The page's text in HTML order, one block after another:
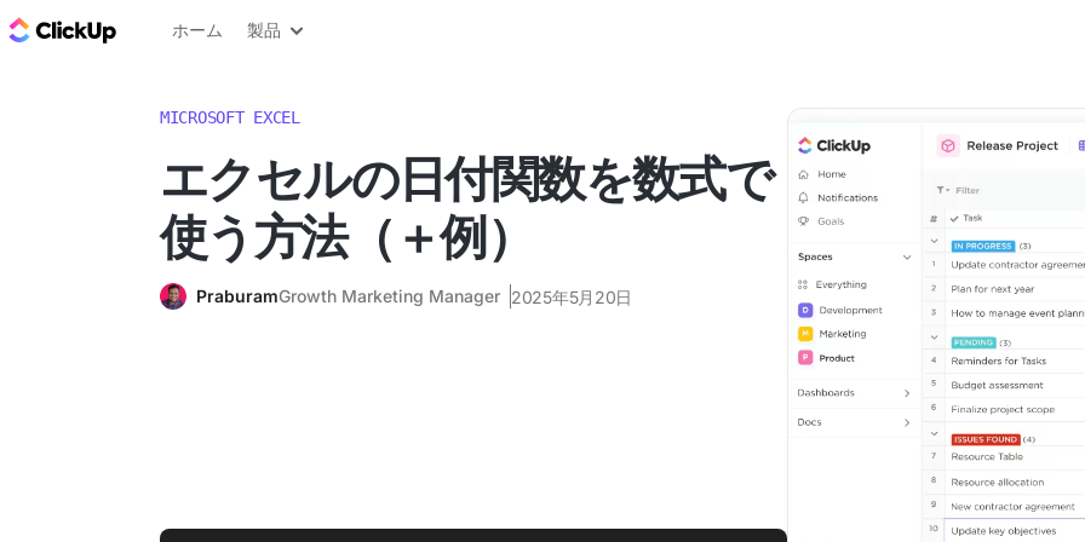
ClickUp ブログ
ホーム 製品
MICROSOFT EXCEL
エクセルの日付関数を数式で
使う方法（＋例）
PraburamGrowth Marketing Manager 2025年5月20日